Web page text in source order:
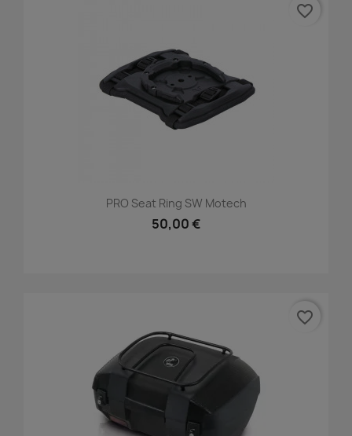
PRO Seat Ring SW Motech
50,00 €
favorite_border
favorite_border